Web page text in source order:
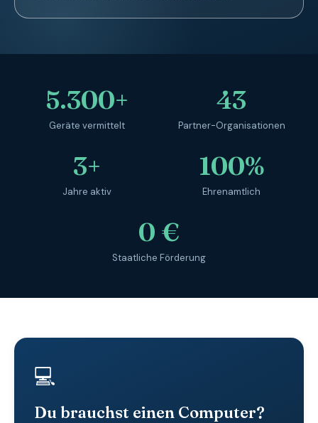
5.300+
Geräte vermittelt
43
Partner-Organisationen
3+
Jahre aktiv
100%
Ehrenamtlich
0 €
Staatliche Förderung
💻
Du brauchst einen Computer?